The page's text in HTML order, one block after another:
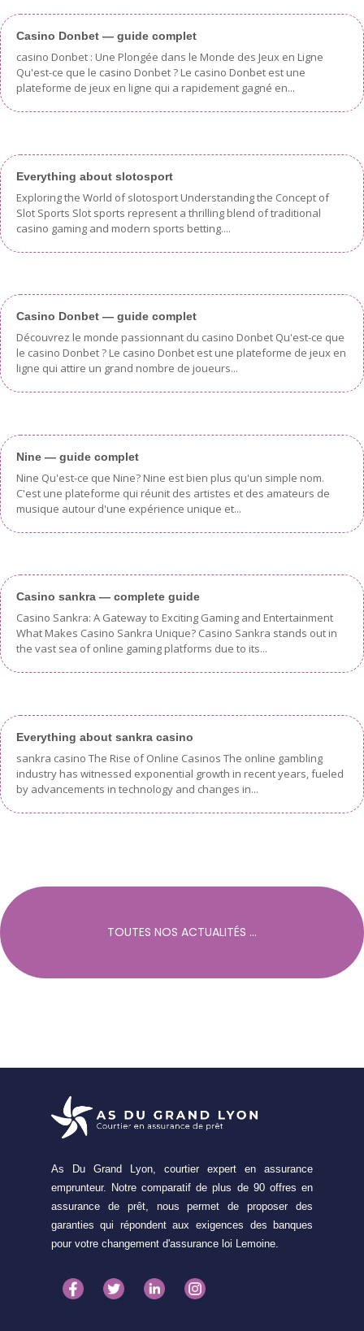
Casino Donbet — guide complet
casino Donbet : Une Plongée dans le Monde des Jeux en Ligne
Qu'est-ce que le casino Donbet ? Le casino Donbet est une
plateforme de jeux en ligne qui a rapidement gagné en...
Everything about slotosport
Exploring the World of slotosport Understanding the Concept of
Slot Sports Slot sports represent a thrilling blend of traditional
casino gaming and modern sports betting....
Casino Donbet — guide complet
Découvrez le monde passionnant du casino Donbet Qu'est-ce que
le casino Donbet ? Le casino Donbet est une plateforme de jeux en
ligne qui attire un grand nombre de joueurs...
Nine — guide complet
Nine Qu'est-ce que Nine? Nine est bien plus qu'un simple nom.
C'est une plateforme qui réunit des artistes et des amateurs de
musique autour d'une expérience unique et...
Casino sankra — complete guide
Casino Sankra: A Gateway to Exciting Gaming and Entertainment
What Makes Casino Sankra Unique? Casino Sankra stands out in
the vast sea of online gaming platforms due to its...
Everything about sankra casino
sankra casino The Rise of Online Casinos The online gambling
industry has witnessed exponential growth in recent years, fueled
by advancements in technology and changes in...
TOUTES NOS ACTUALITÉS ...
As Du Grand Lyon, courtier expert en assurance
emprunteur. Notre comparatif de plus de 90 offres en
assurance de prêt, nous permet de proposer des
garanties qui répondent aux exigences des banques
pour votre changement d'assurance loi Lemoine.